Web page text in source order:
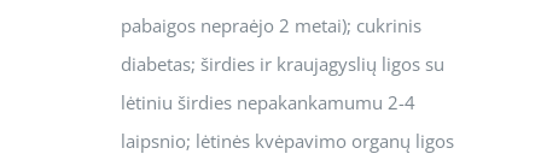
pabaigos nepraėjo 2 metai); cukrinis
diabetas; širdies ir kraujagyslių ligos su
lėtiniu širdies nepakankamumu 2-4
laipsnio; lėtinės kvėpavimo organų ligos